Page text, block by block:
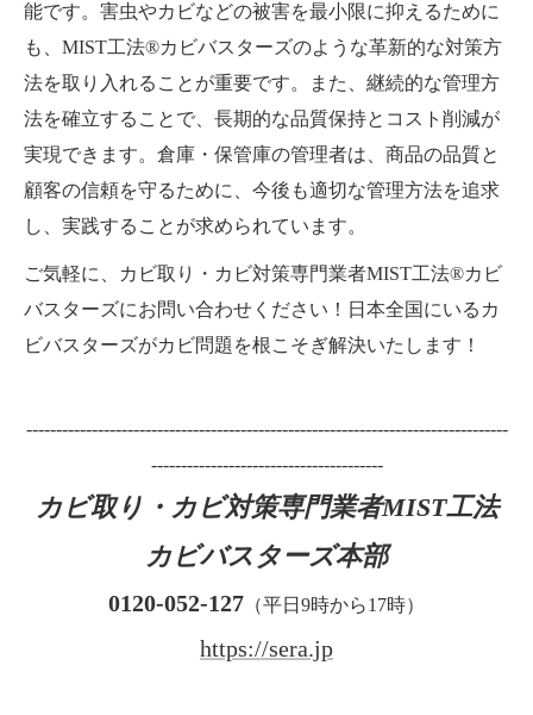
能です。害虫やカビなどの被害を最小限に抑えるために
も、MIST工法®カビバスターズのような革新的な対策方
法を取り入れることが重要です。また、継続的な管理方
法を確立することで、長期的な品質保持とコスト削減が
実現できます。倉庫・保管庫の管理者は、商品の品質と
顧客の信頼を守るために、今後も適切な管理方法を追求
し、実践することが求められています。
ご気軽に、カビ取り・カビ対策専門業者MIST工法®カビ
バスターズにお問い合わせください！日本全国にいるカ
ビバスターズがカビ問題を根こそぎ解決いたします！
---------------------------------------------------------------------------------
---------------------------------------
カビ取り・カビ対策専門業者MIST工法
カビバスターズ本部
0120-052-127 （平日9時から17時）
https://sera.jp